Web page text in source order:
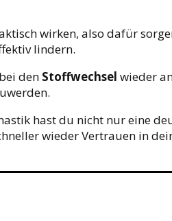
wirken, also dafür
lindern.
den Stoffwechsel wieder
hast du nicht nur eine
wieder Vertrauen in